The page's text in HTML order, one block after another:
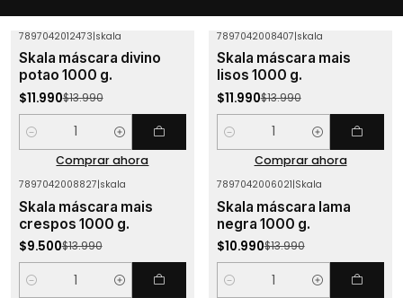
7897042012473|skala
Skala máscara divino
potao 1000 g.
$11.990$13.990
Cantidad
Comprar ahora
7897042008407|skala
Skala máscara mais
lisos 1000 g.
$11.990$13.990
Cantidad
Comprar ahora
7897042008827|skala
Skala máscara mais
crespos 1000 g.
$9.500$13.990
Cantidad
7897042006021|Skala
Skala máscara lama
negra 1000 g.
$10.990$13.990
Cantidad